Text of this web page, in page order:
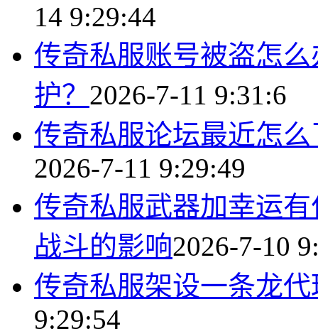
14 9:29:44
传奇私服账号被盗怎
护？ 2026-7-11 9:31:6
传奇私服论坛最近怎
2026-7-11 9:29:49
传奇私服武器加幸运
战斗的影响2026-7-10
传奇私服架设一条龙
9:29:54